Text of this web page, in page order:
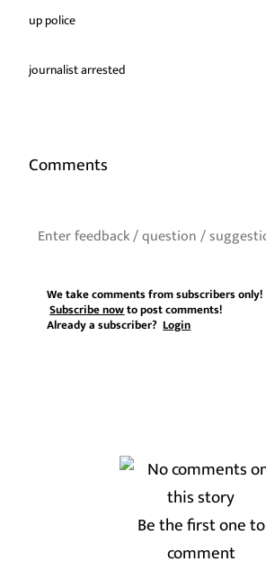
up police
journalist arrested
Comments
We take comments from subscribers only!
Subscribe nowto post comments!
Already a subscriber?Login
Be the first one to
comment